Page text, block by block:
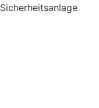
Sicherheitsanlage.